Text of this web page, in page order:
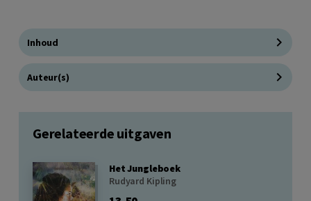
Inhoud
Auteur(s)
Gerelateerde uitgaven
Het Jungleboek
Rudyard Kipling